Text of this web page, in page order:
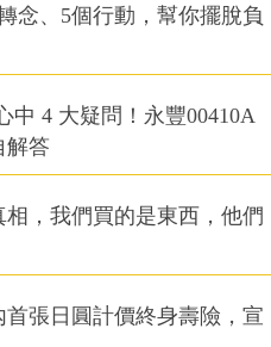
念、5個行動，幫你擺脫負
中 4 大疑問！永豐00410A
解答
，我們買的是東西，他們
張日圓計價終身壽險，宣